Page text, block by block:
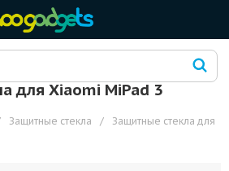
для Xiaomi MiPad 3
Защитные стекла /
Защитные стекла для